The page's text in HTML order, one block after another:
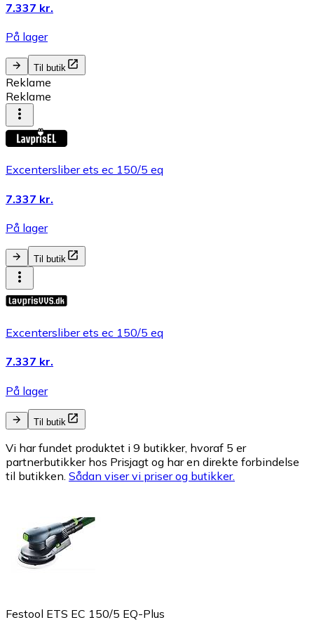
7.337 kr.
På lager
Til butik
Reklame
Reklame
Excentersliber ets ec 150/5 eq
7.337 kr.
På lager
Til butik
Excentersliber ets ec 150/5 eq
7.337 kr.
På lager
Til butik
Vi har fundet produktet i 9 butikker, hvoraf 5 er
partnerbutikker hos Prisjagt og har en direkte forbindelse
til butikken. Sådan viser vi priser og butikker.
Festool ETS EC 150/5 EQ-Plus